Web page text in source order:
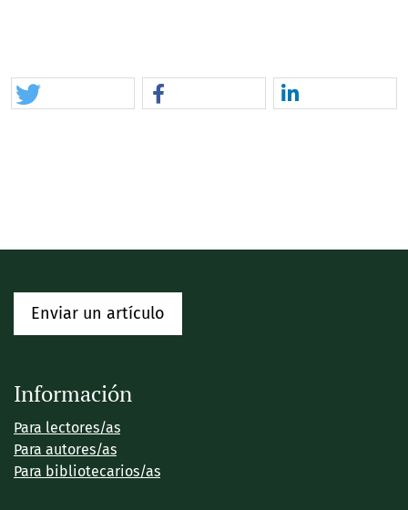
Enviar un artículo
Información
Para lectores/as
Para autores/as
Para bibliotecarios/as